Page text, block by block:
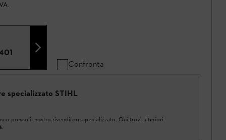
Confronta
specializzato STIHL
presso il nostro rivenditore specializzato. Qui trovi ulteriori